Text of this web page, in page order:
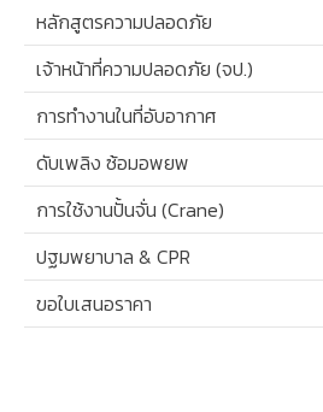
หลักสูตรความปลอดภัย
เจ้าหน้าที่ความปลอดภัย (จป.)
การทำงานในที่อับอากาศ
ดับเพลิง ซ้อมอพยพ
การใช้งานปั้นจั่น (Crane)
ปฐมพยาบาล & CPR
ขอใบเสนอราคา